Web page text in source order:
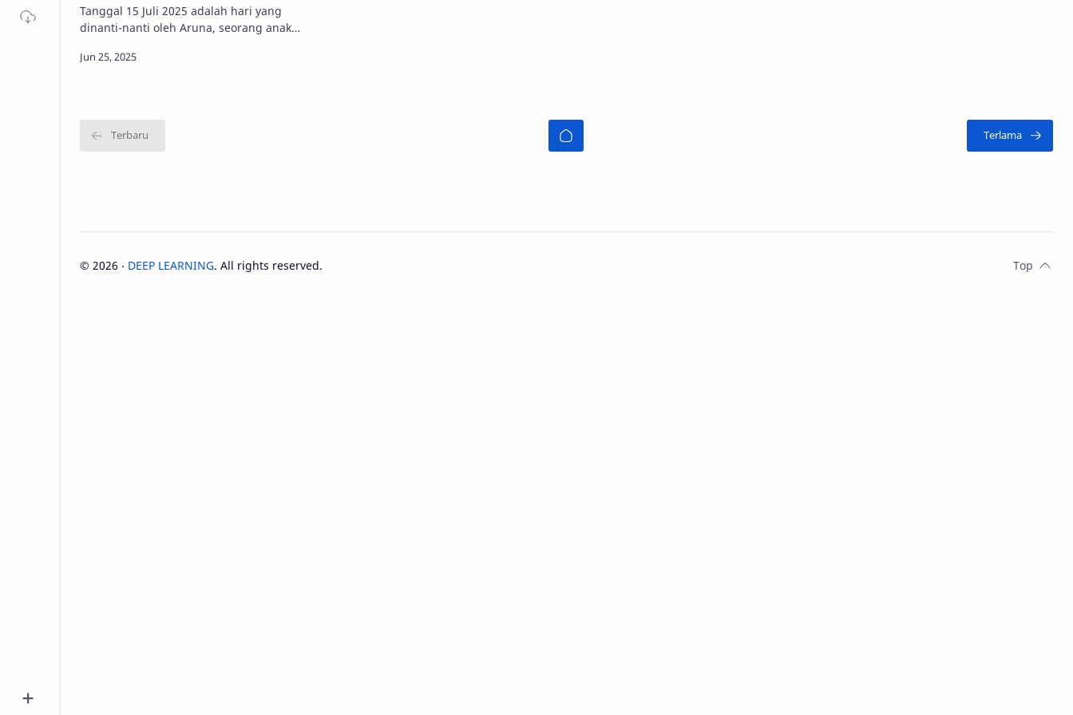
Tanggal 15 Juli 2025 adalah hari yang
dinanti-nanti oleh Aruna, seorang anak
tujuh tahun. Ia terbangun lebih…
© 2026 ‧ DEEP LEARNING. All rights reserved.